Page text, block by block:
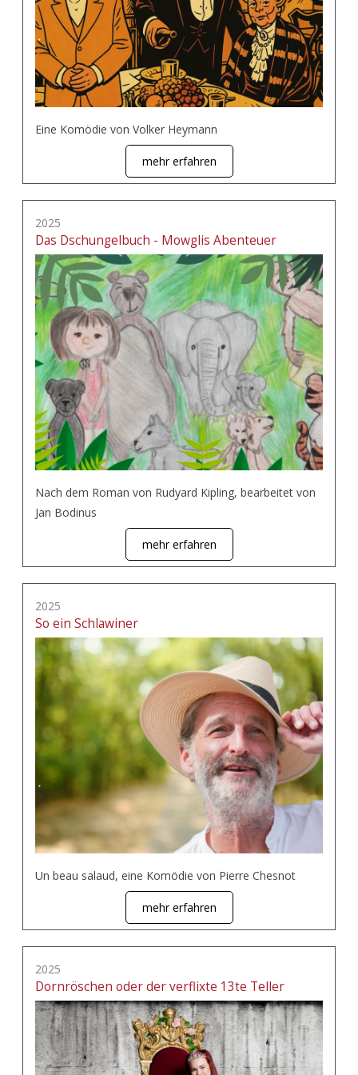
Eine Komödie von Volker Heymann
mehr erfahren
2025
Das Dschungelbuch - Mowglis Abenteuer
Nach dem Roman von Rudyard Kipling, bearbeitet von
Jan Bodinus
mehr erfahren
2025
So ein Schlawiner
Un beau salaud, eine Komödie von Pierre Chesnot
mehr erfahren
2025
Dornröschen oder der verflixte 13te Teller